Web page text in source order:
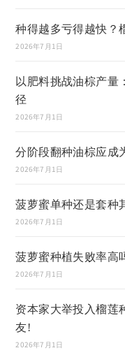
种得越多亏得越快？
2026年7月1日
以肥料挑战油棕产量
径
2026年7月1日
分阶段翻种油棕应成
2026年7月1日
菠萝蜜单种还是套种
2026年7月1日
菠萝蜜种植失败率高
2026年7月1日
资本家大举投入榴莲
友!
2026年7月1日